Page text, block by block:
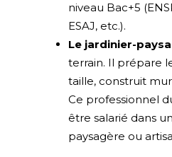
niveau Bac+5
ESAJ, etc.).
Le jardinier-
terrain. Il prépare
taille, construit
Ce professionnel
être salarié dans
paysagère ou